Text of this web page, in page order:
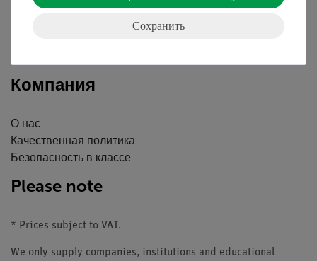
Скачать
Компания
О нас
Качественная политика
Безопасность в классе
Please note
* Prices subject to VAT.
We only supply companies, institutions and educational
Сохранить